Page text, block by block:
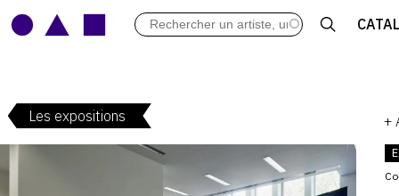
ARCHIVES DES EXPOSITIONS
Les expositions +